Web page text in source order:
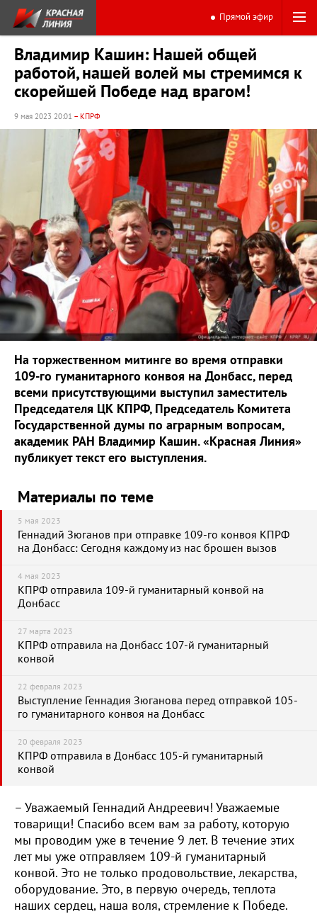
Прямой эфир
Владимир Кашин: Нашей общей
работой, нашей волей мы стремимся к
скорейшей Победе над врагом!
9 мая 2023 20:01 – КПРФ
На торжественном митинге во время отправки
109-го гуманитарного конвоя на Донбасс, перед
всеми присутствующими выступил заместитель
Председателя ЦК КПРФ, Председатель Комитета
Государственной думы по аграрным вопросам,
академик РАН Владимир Кашин. «Красная Линия»
публикует текст его выступления.
Материалы по теме
5 мая 2023
Геннадий Зюганов при отправке 109-го конвоя КПРФ
на Донбасс: Сегодня каждому из нас брошен вызов
4 мая 2023
КПРФ отправила 109-й гуманитарный конвой на
Донбасс
27 марта 2023
КПРФ отправила на Донбасс 107-й гуманитарный
конвой
22 февраля 2023
Выступление Геннадия Зюганова перед отправкой 105-
го гуманитарного конвоя на Донбасс
20 февраля 2023
КПРФ отправила в Донбасс 105-й гуманитарный
конвой
– Уважаемый Геннадий Андреевич! Уважаемые
товарищи! Спасибо всем вам за работу, которую
мы проводим уже в течение 9 лет. В течение этих
лет мы уже отправляем 109-й гуманитарный
конвой. Это не только продовольствие, лекарства,
оборудование. Это, в первую очередь, теплота
наших сердец, наша воля, стремление к Победе.